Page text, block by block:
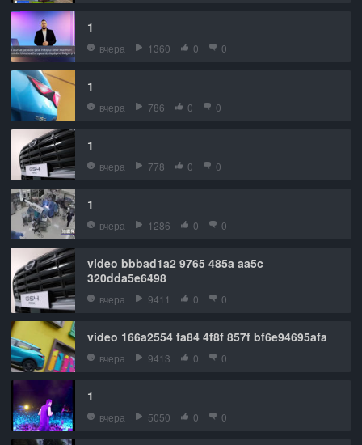
1
вчера 1360 0 0
1
вчера 786 0 0
1
вчера 778 0 0
1
вчера 1286 0 0
video bbbad1a2 9765 485a aa5c
320dda5e6498
вчера 9411 0 0
video 166a2554 fa84 4f8f 857f bf6e94695afa
вчера 9413 0 0
1
вчера 5050 0 0